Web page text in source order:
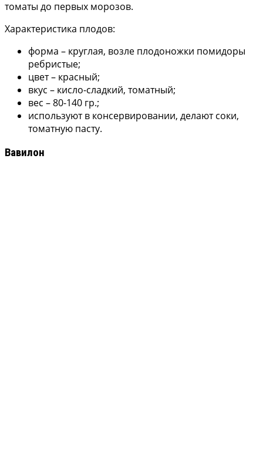
томаты до первых морозов.
Характеристика плодов:
форма – круглая, возле плодоножки помидоры
ребристые;
цвет – красный;
вкус – кисло-сладкий, томатный;
вес – 80-140 гр.;
используют в консервировании, делают соки,
томатную пасту.
Вавилон